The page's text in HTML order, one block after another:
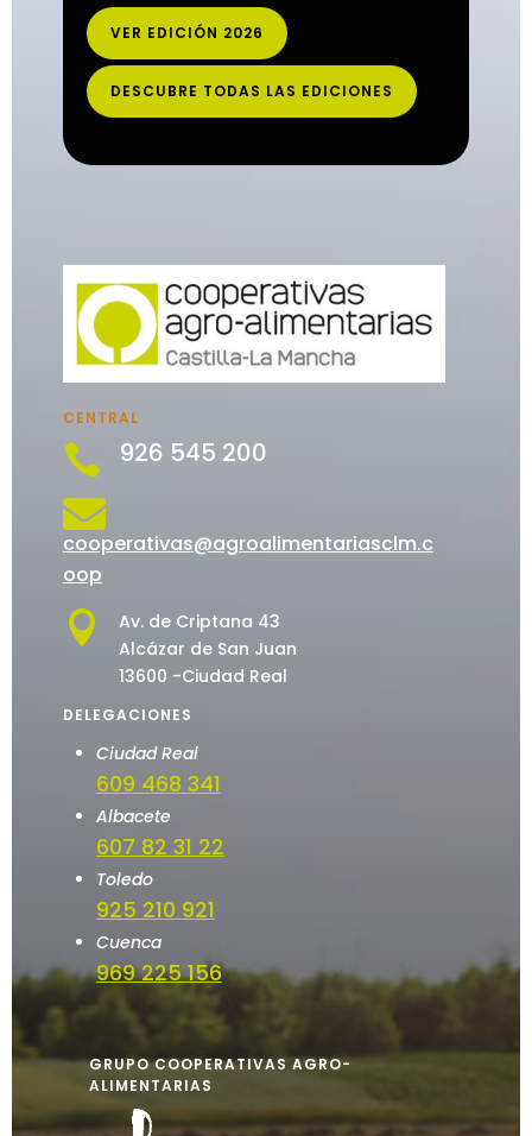
VER EDICIÓN 2026
DESCUBRE TODAS LAS EDICIONES
CENTRAL
 926 545 200

cooperativas@agroalimentariasclm.c
oop

Av. de Criptana 43
Alcázar de San Juan
13600 -Ciudad Real
DELEGACIONES
Ciudad Real
609 468 341
Albacete
607 82 31 22
Toledo
925 210 921
Cuenca
969 225 156
GRUPO COOPERATIVAS AGRO-
ALIMENTARIAS